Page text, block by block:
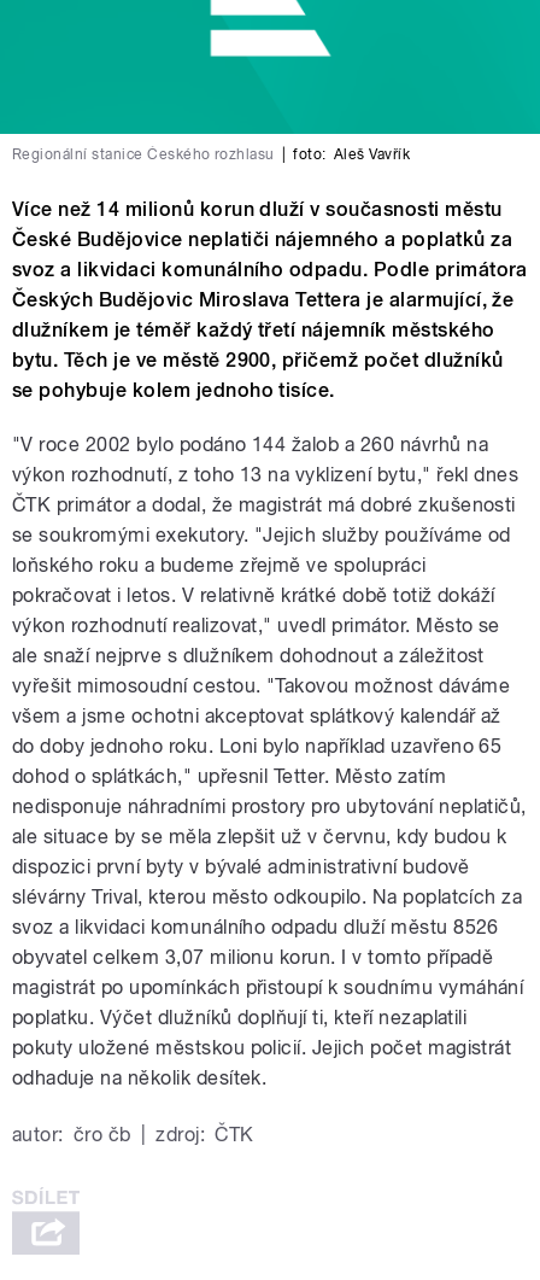
Regionální stanice Českého rozhlasu foto: Aleš Vavřík
Více než 14 milionů korun dluží v současnosti městu
České Budějovice neplatiči nájemného a poplatků za
svoz a likvidaci komunálního odpadu. Podle primátora
Českých Budějovic Miroslava Tettera je alarmující, že
dlužníkem je téměř každý třetí nájemník městského
bytu. Těch je ve městě 2900, přičemž počet dlužníků
se pohybuje kolem jednoho tisíce.
"V roce 2002 bylo podáno 144 žalob a 260 návrhů na
výkon rozhodnutí, z toho 13 na vyklizení bytu," řekl dnes
ČTK primátor a dodal, že magistrát má dobré zkušenosti
se soukromými exekutory. "Jejich služby používáme od
loňského roku a budeme zřejmě ve spolupráci
pokračovat i letos. V relativně krátké době totiž dokáží
výkon rozhodnutí realizovat," uvedl primátor. Město se
ale snaží nejprve s dlužníkem dohodnout a záležitost
vyřešit mimosoudní cestou. "Takovou možnost dáváme
všem a jsme ochotni akceptovat splátkový kalendář až
do doby jednoho roku. Loni bylo například uzavřeno 65
dohod o splátkách," upřesnil Tetter. Město zatím
nedisponuje náhradními prostory pro ubytování neplatičů,
ale situace by se měla zlepšit už v červnu, kdy budou k
dispozici první byty v bývalé administrativní budově
slévárny Trival, kterou město odkoupilo. Na poplatcích za
svoz a likvidaci komunálního odpadu dluží městu 8526
obyvatel celkem 3,07 milionu korun. I v tomto případě
magistrát po upomínkách přistoupí k soudnímu vymáhání
poplatku. Výčet dlužníků doplňují ti, kteří nezaplatili
pokuty uložené městskou policií. Jejich počet magistrát
odhaduje na několik desítek.
autor: čro čb zdroj: ČTK